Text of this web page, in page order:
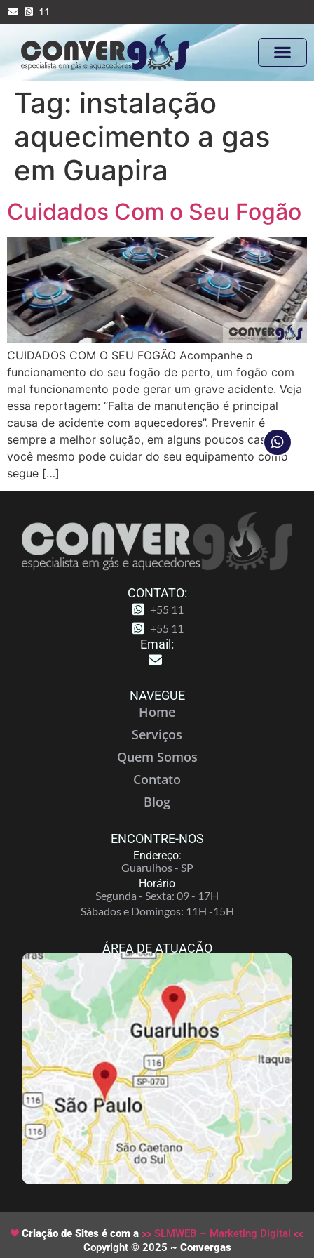
11
Tag: instalação
aquecimento a gas
em Guapira
Cuidados Com o Seu Fogão
CUIDADOS COM O SEU FOGÃO Acompanhe o
funcionamento do seu fogão de perto, um fogão com
mal funcionamento pode gerar um grave acidente. Veja
essa reportagem: “Falta de manutenção é principal
causa de acidente com aquecedores”. Prevenir é
sempre a melhor solução, em alguns poucos casos
você mesmo pode cuidar do seu equipamento como
segue […]
CONTATO:
+55 11
+55 11
Email:
NAVEGUE
Home
Serviços
Quem Somos
Contato
Blog
ENCONTRE-NOS
Endereço:
Guarulhos - SP
Horário
Segunda - Sexta: 09 - 17H
Sábados e Domingos: 11H -15H
ÁREA DE ATUAÇÃO
Criação de Sites é com a
SLMWEB – Marketing Digital
Copyright © 2025 ~ Convergas